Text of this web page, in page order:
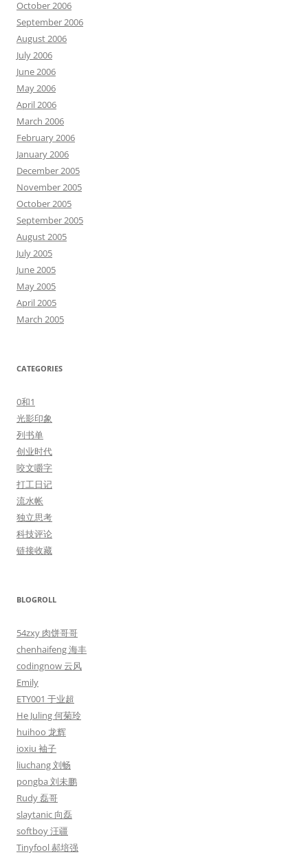
October 2006
September 2006
August 2006
July 2006
June 2006
May 2006
April 2006
March 2006
February 2006
January 2006
December 2005
November 2005
October 2005
September 2005
August 2005
July 2005
June 2005
May 2005
April 2005
March 2005
CATEGORIES
0和1
光影印象
列书单
创业时代
咬文嚼字
打工日记
流水帐
独立思考
科技评论
链接收藏
BLOGROLL
54zxy 肉饼哥哥
chenhaifeng 海丰
codingnow 云风
Emily
ETY001 于业超
He Juling 何菊玲
huihoo 龙辉
ioxiu 袖子
liuchang 刘畅
pongba 刘未鹏
Rudy 磊哥
slaytanic 向磊
softboy 汪疆
Tinyfool 郝培强